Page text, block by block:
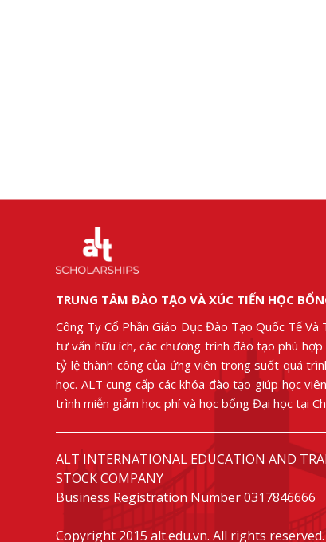
TRUNG TÂM ĐÀO TẠO VÀ XÚC TIẾN HỌC
Công Ty Cổ Phần Giáo Dục Đào Tạo Quốc Tế
tư vấn hữu ích, các chương trình đào tạo phù
tỷ lệ thành công của ứng viên trong suốt quá
học. ALT cung cấp các khóa đào tạo giúp học
trình miễn giảm học phí và học bổng Đại học tại
ALT INTERNATIONAL EDUCATION AND
STOCK COMPANY
Business Registration Number 0317846666
Copyright 2015 alt.edu.vn. All rights reserved.